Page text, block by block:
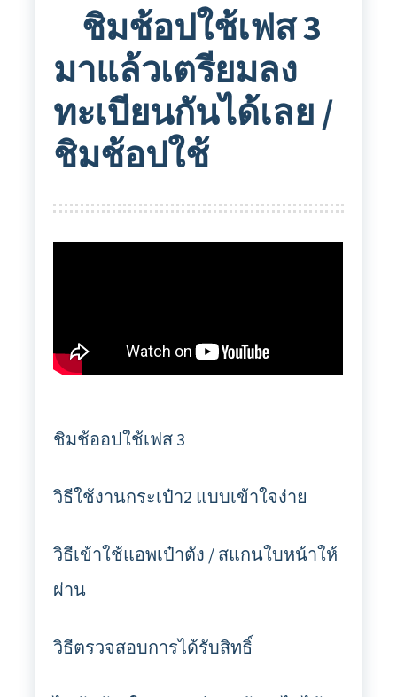
ชิมช้อปใช้เฟส 3
มาแล้วเตรียมลง
ทะเบียนกันได้เลย /
ชิมช้อปใช้
ชิมช้ออปใช้เฟส 3
วิธีใช้งานกระเป๋า2 แบบเข้าใจง่าย
วิธีเข้าใช้แอพเป๋าตัง / สแกนใบหน้าให้
ผ่าน
วิธีตรวจสอบการได้รับสิทธิ์